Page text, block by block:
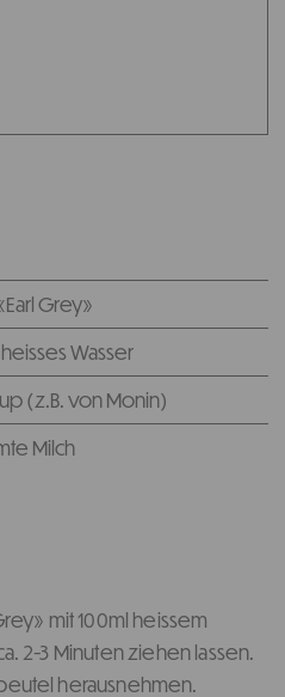
Grey»
Wasser
(z.B. von Monin)
Milch
mit 100ml heissem
2-3 Minuten ziehen lassen.
herausnehmen.